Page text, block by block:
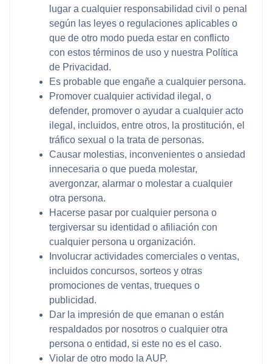
lugar a cualquier responsabilidad civil o penal
según las leyes o regulaciones aplicables o
que de otro modo pueda estar en conflicto
con estos términos de uso y nuestra Política
de Privacidad.
Es probable que engañe a cualquier persona.
Promover cualquier actividad ilegal, o
defender, promover o ayudar a cualquier acto
ilegal, incluidos, entre otros, la prostitución, el
tráfico sexual o la trata de personas.
Causar molestias, inconvenientes o ansiedad
innecesaria o que pueda molestar,
avergonzar, alarmar o molestar a cualquier
otra persona.
Hacerse pasar por cualquier persona o
tergiversar su identidad o afiliación con
cualquier persona u organización.
Involucrar actividades comerciales o ventas,
incluidos concursos, sorteos y otras
promociones de ventas, trueques o
publicidad.
Dar la impresión de que emanan o están
respaldados por nosotros o cualquier otra
persona o entidad, si este no es el caso.
Violar de otro modo la AUP.